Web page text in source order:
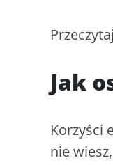
Jak
Korzyści
nie